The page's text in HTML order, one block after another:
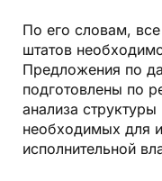
По его словам,
штатов
Предложения по
подготовлены по
анализа структуры
необходимых для
исполнительной